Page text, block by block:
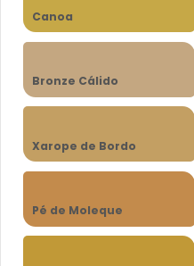
Canoa
Bronze Cálido
Xarope de Bordo
Pé de Moleque